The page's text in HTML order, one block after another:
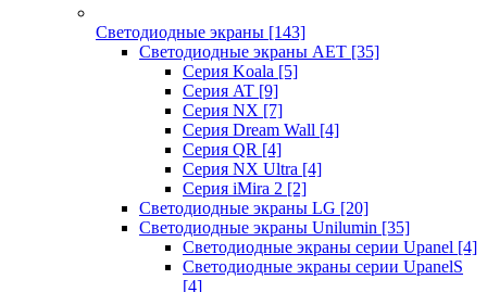
Светодиодные экраны [143]
Светодиодные экраны AET [35]
Cерия Koala [5]
Серия AT [9]
Серия NX [7]
Серия Dream Wall [4]
Серия QR [4]
Серия NX Ultra [4]
Серия iMira 2 [2]
Светодиодные экраны LG [20]
Светодиодные экраны Unilumin [35]
Светодиодные экраны серии Upanel [4]
Светодиодные экраны серии UpanelS
[4]